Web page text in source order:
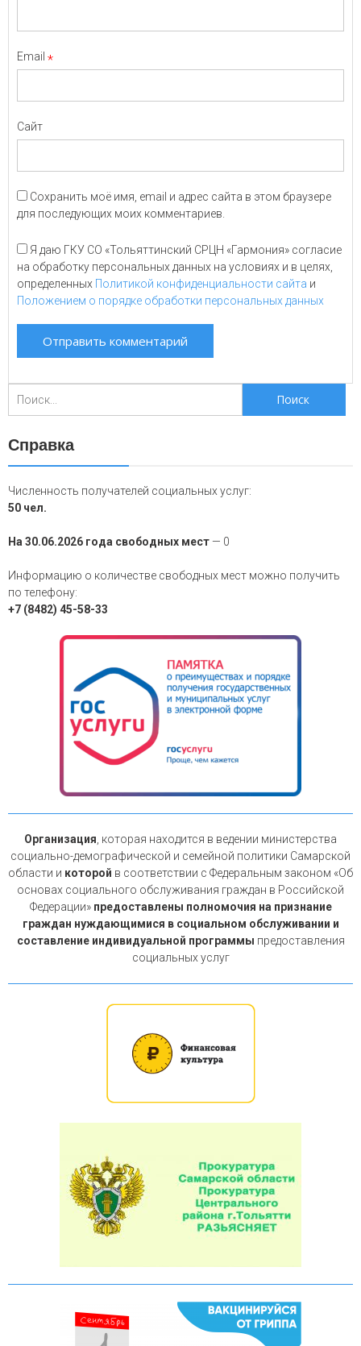
Email *
Сайт
Сохранить моё имя, email и адрес сайта в этом браузере
для последующих моих комментариев.
Я даю ГКУ СО «Тольяттинский СРЦН «Гармония» согласие
на обработку персональных данных на условиях и в целях,
определенных Политикой конфиденциальности сайта и
Положением о порядке обработки персональных данных
для:
Справка
Численность получателей социальных услуг:
50 чел.
На 30.06.2026 года свободных мест — 0
Информацию о количестве свободных мест можно получить
по телефону:
+7 (8482) 45-58-33
Организация , которая находится в ведении министерства
социально-демографической и семейной политики Самарской
области и которой в соответствии с Федеральным законом «Об
основах социального обслуживания граждан в Российской
Федерации» предоставлены полномочия на признание
граждан нуждающимися в социальном обслуживании и
составление индивидуальной программы предоставления
социальных услуг